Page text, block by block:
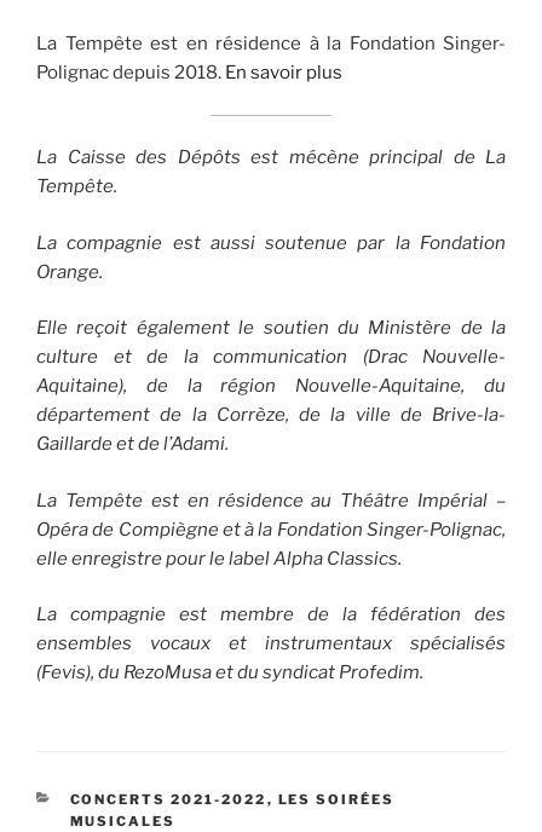
La Tempête est en résidence à la Fondation Singer-
Polignac depuis 2018. En savoir plus
La Caisse des Dépôts est mécène principal de La
Tempête.
La compagnie est aussi soutenue par la Fondation
Orange.
Elle reçoit également le soutien du Ministère de la
culture et de la communication (Drac Nouvelle-
Aquitaine), de la région Nouvelle-Aquitaine, du
département de la Corrèze, de la ville de Brive-la-
Gaillarde et de l’Adami.
La Tempête est en résidence au Théâtre Impérial –
Opéra de Compiègne et à la Fondation Singer-Polignac,
elle enregistre pour le label Alpha Classics.
La compagnie est membre de la fédération des
ensembles vocaux et instrumentaux spécialisés
(Fevis), du RezoMusa et du syndicat Profedim.
CATÉGORIES
CONCERTS 2021-2022 , LES SOIRÉES
MUSICALES